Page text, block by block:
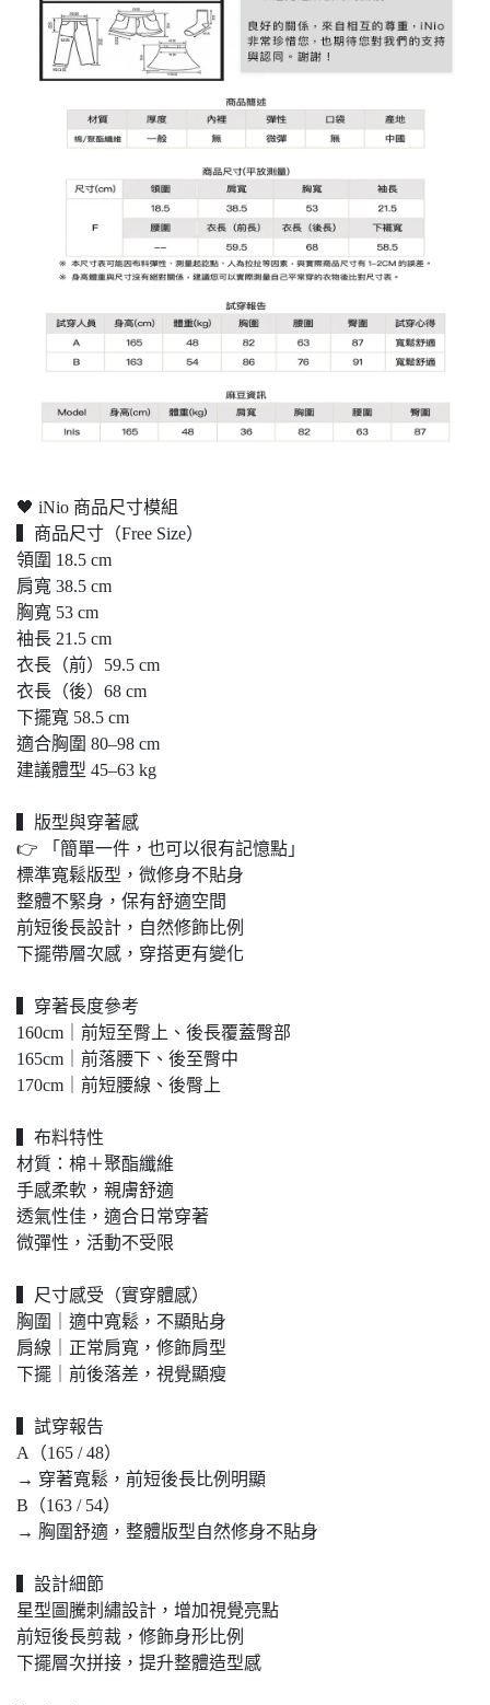
🖤 iNio 商品尺寸模組
▍商品尺寸（Free Size）
領圍 18.5 cm
肩寬 38.5 cm
胸寬 53 cm
袖長 21.5 cm
衣長（前）59.5 cm
衣長（後）68 cm
下擺寬 58.5 cm
適合胸圍 80–98 cm
建議體型 45–63 kg
▍版型與穿著感
👉 「簡單一件，也可以很有記憶點」
標準寬鬆版型，微修身不貼身
整體不緊身，保有舒適空間
前短後長設計，自然修飾比例
下擺帶層次感，穿搭更有變化
▍穿著長度參考
160cm｜前短至臀上、後長覆蓋臀部
165cm｜前落腰下、後至臀中
170cm｜前短腰線、後臀上
▍布料特性
材質：棉＋聚酯纖維
手感柔軟，親膚舒適
透氣性佳，適合日常穿著
微彈性，活動不受限
▍尺寸感受（實穿體感）
胸圍｜適中寬鬆，不顯貼身
肩線｜正常肩寬，修飾肩型
下擺｜前後落差，視覺顯瘦
▍試穿報告
A（165 / 48）
→ 穿著寬鬆，前短後長比例明顯
B（163 / 54）
→ 胸圍舒適，整體版型自然修身不貼身
▍設計細節
星型圖騰刺繡設計，增加視覺亮點
前短後長剪裁，修飾身形比例
下擺層次拼接，提升整體造型感